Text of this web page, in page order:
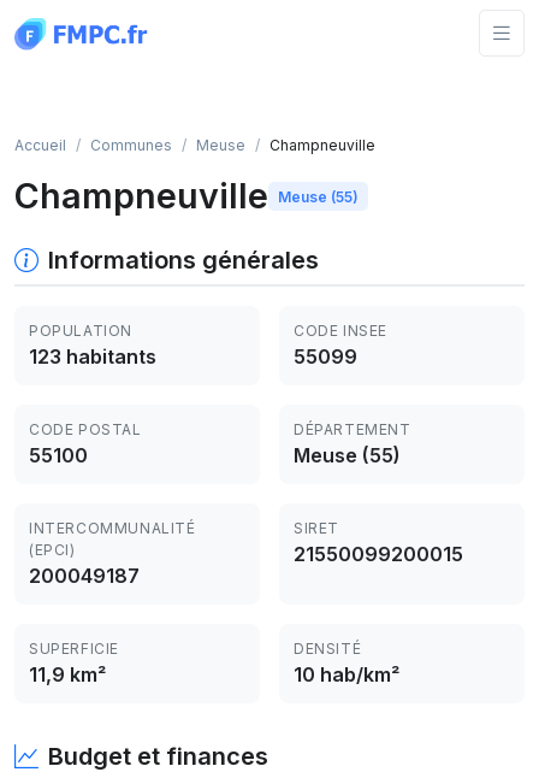
Accueil Communes Meuse Champneuville
Champneuville Meuse (55)
Informations générales
POPULATION
123 habitants
CODE INSEE
55099
CODE POSTAL
55100
DÉPARTEMENT
Meuse (55)
INTERCOMMUNALITÉ
(EPCI)
200049187
SIRET
21550099200015
SUPERFICIE
11,9 km²
DENSITÉ
10 hab/km²
Budget et finances
Panneau de gestion des cookies